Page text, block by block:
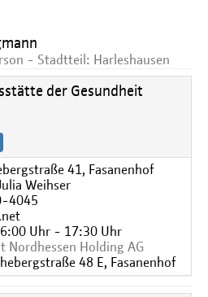
- Stadtteil: Harleshausen
der Gesundheit
41, Fasanenhof
Weihser
4045
Uhr - 17:30 Uhr
Nordhessen Holding AG
48 E, Fasanenhof